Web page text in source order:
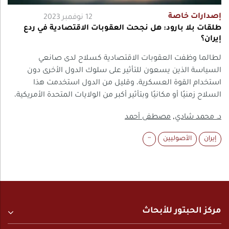
الدفاعية، إلى جانب الدعم الأمريكي، تمنع وقوع أضرار جسيمة؛
وثالثها الطريقة التي تختار بها إسرائيل الرد. لذلك يسعي هذا
التحليل إلى توضيح انعكاسات الهجوم وآثاره الاقتصادية على
إطراف الصراع.
إصدارات خاصة
12 نوفمبر 2023
طلقات بلا بارود: هل نجحت العقوبات الاقتصادية في ردع
إيران؟
لطالما وظفت العقوبات الاقتصادية كسلاح لدى صانعي
السياسة الذين يسعون للتأثير على سلوك الدول الأخرى دون
استخدام القوة العسكرية، وقليل من الدول استخدمت هذا
السلاح زمنيًا أو مكانيًا وبتأثير أكبر من الولايات المتحدة الأمريكية،
لعقود من الزمن، مع نقاشات حادة بين جانبين يرى أحدهما أن
العقوبات طريقة إنسانية وفعالة لتحقيق أهداف السياسة
الخارجية للدول الكُبرى دونما اللجوء إلى القوة العسكرية، بينما
الدولي.
د. محمد شادي,مصطفى أحمد
إيران الأصوليين ···
مركز الحبتور للأبحاث